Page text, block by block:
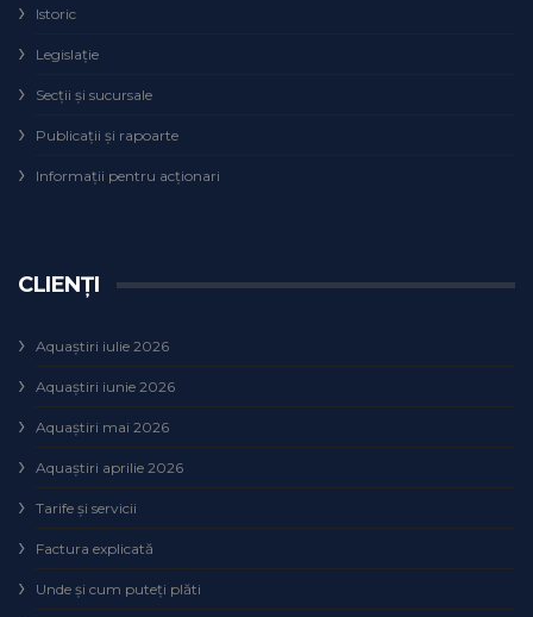
Istoric
Legislaţie
Secţii şi sucursale
Publicații și rapoarte
Informații pentru acționari
CLIENȚI
Aquaștiri iulie 2026
Aquaștiri iunie 2026
Aquaștiri mai 2026
Aquaștiri aprilie 2026
Tarife și servicii
Factura explicată
Unde și cum puteţi plăti